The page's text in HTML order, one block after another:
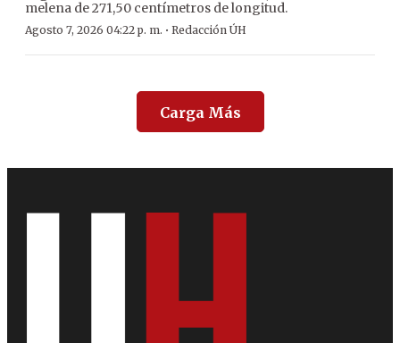
melena de 271,50 centímetros de longitud.
Agosto 7, 2026 04:22 p. m. · Redacción ÚH
Carga Más